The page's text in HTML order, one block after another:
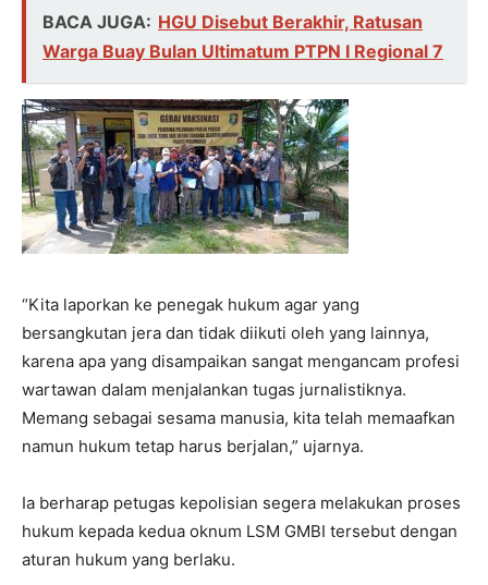
BACA JUGA: HGU Disebut Berakhir, Ratusan
Warga Buay Bulan Ultimatum PTPN I Regional 7
“Kita laporkan ke penegak hukum agar yang
bersangkutan jera dan tidak diikuti oleh yang lainnya,
karena apa yang disampaikan sangat mengancam profesi
wartawan dalam menjalankan tugas jurnalistiknya.
Memang sebagai sesama manusia, kita telah memaafkan
namun hukum tetap harus berjalan,” ujarnya.
Ia berharap petugas kepolisian segera melakukan proses
hukum kepada kedua oknum LSM GMBI tersebut dengan
aturan hukum yang berlaku.